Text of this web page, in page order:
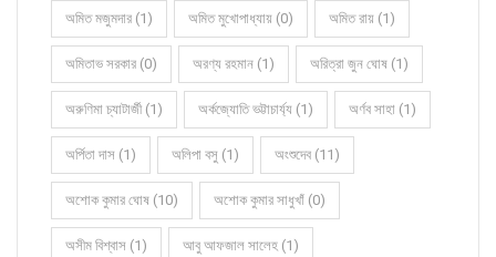
অমিত মজুমদার (1) অমিত মুখোপাধ্যায় (0) অমিত রায় (1)
অমিতাভ সরকার (0) অরণ্য রহমান (1) অরিত্রা জুন ঘোষ (1)
অরুণিমা চ্যাটার্জী (1) অর্কজ্যোতি ভট্টাচার্য্য (1) অর্ণব সাহা (1)
অর্পিতা দাস (1) অলিপা বসু (1) অংশুদেব (11)
অশোক কুমার ঘোষ (10) অশোক কুমার সাধুখাঁ (0)
অসীম বিশ্বাস (1) আবু আফজাল সালেহ (1)